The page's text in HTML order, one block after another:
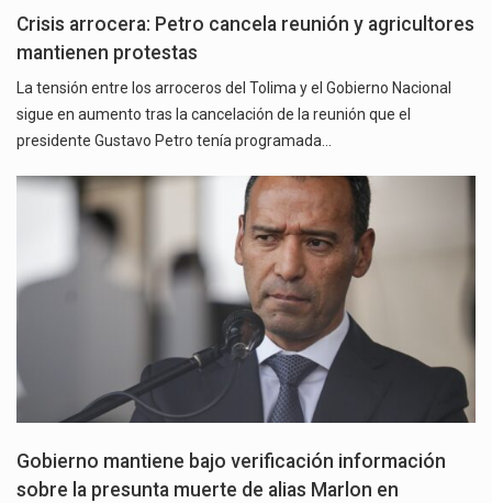
Crisis arrocera: Petro cancela reunión y agricultores
mantienen protestas
La tensión entre los arroceros del Tolima y el Gobierno Nacional
sigue en aumento tras la cancelación de la reunión que el
presidente Gustavo Petro tenía programada…
Gobierno mantiene bajo verificación información
sobre la presunta muerte de alias Marlon en